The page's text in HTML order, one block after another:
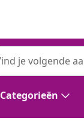
Categorieën